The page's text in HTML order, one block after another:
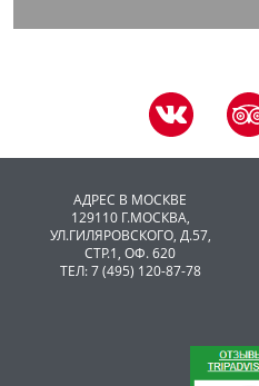
АДРЕС В МОСКВЕ
129110 Г.МОСКВА,
УЛ.ГИЛЯРОВСКОГО, Д.57,
СТР.1, ОФ. 620
ТЕЛ: 7 (495) 120-87-78